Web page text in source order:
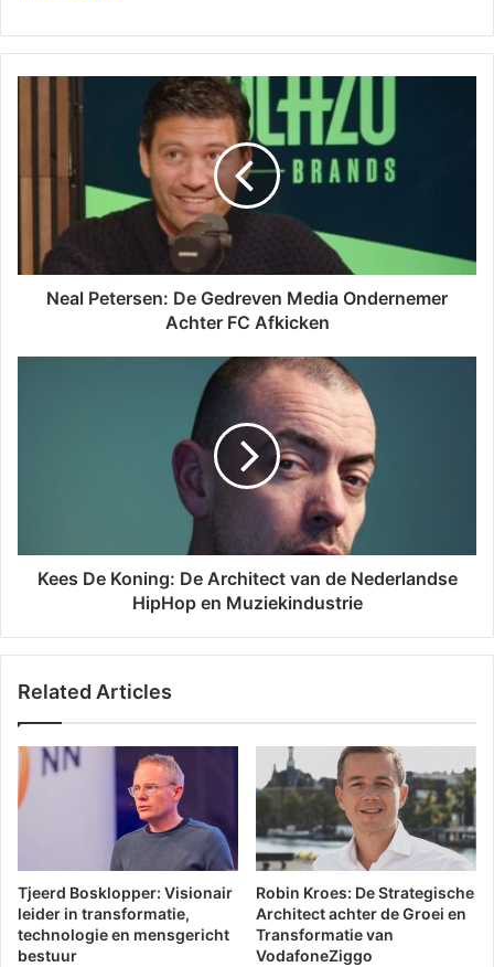
Neal Petersen: De Gedreven Media Ondernemer
Achter FC Afkicken
Kees De Koning: De Architect van de Nederlandse
HipHop en Muziekindustrie
Related Articles
Tjeerd Bosklopper: Visionair
leider in transformatie,
technologie en mensgericht
bestuur
Robin Kroes: De Strategische
Architect achter de Groei en
Transformatie van
VodafoneZiggo